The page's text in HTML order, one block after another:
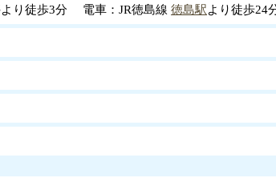
り徒歩3分 電車：JR徳島線 徳島駅より徒歩24